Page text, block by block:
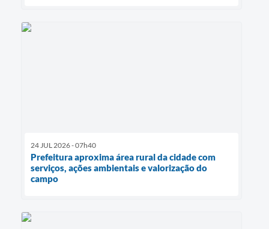
24 JUL 2026 - 07h40
Prefeitura aproxima área rural da cidade com
serviços, ações ambientais e valorização do
campo